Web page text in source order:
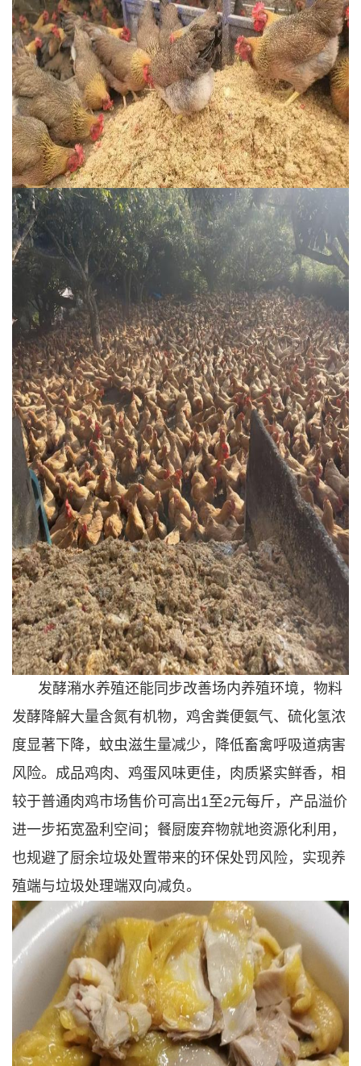
发酵潲水养殖还能同步改善场内养殖环境，物料
发酵降解大量含氮有机物，鸡舍粪便氨气、硫化氢浓
度显著下降，蚊虫滋生量减少，降低畜禽呼吸道病害
风险。成品鸡肉、鸡蛋风味更佳，肉质紧实鲜香，相
较于普通肉鸡市场售价可高出1至2元每斤，产品溢价
进一步拓宽盈利空间；餐厨废弃物就地资源化利用，
也规避了厨余垃圾处置带来的环保处罚风险，实现养
殖端与垃圾处理端双向减负。